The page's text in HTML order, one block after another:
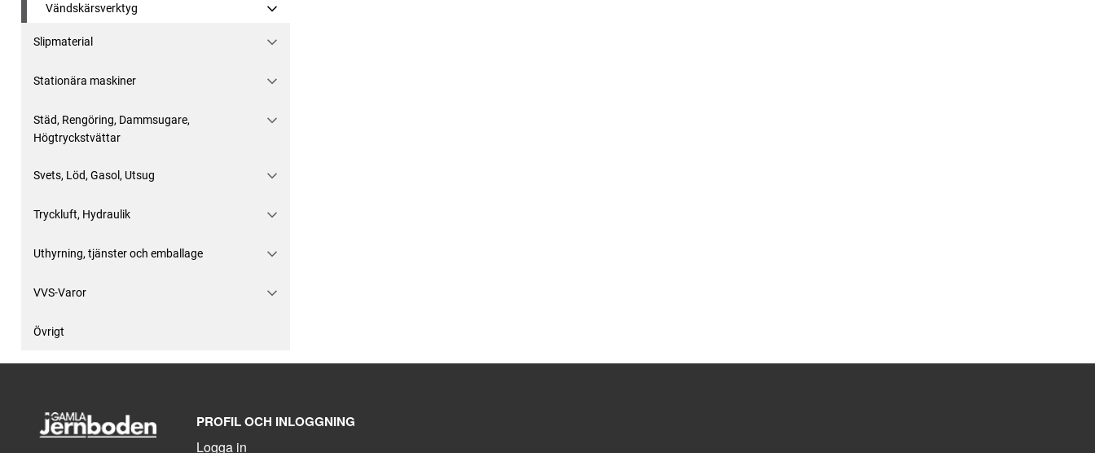
Vändskärsverktyg
Slipmaterial
Stationära maskiner
Städ, Rengöring, Dammsugare,
Högtryckstvättar
Svets, Löd, Gasol, Utsug
Tryckluft, Hydraulik
Uthyrning, tjänster och emballage
VVS-Varor
Övrigt
PROFIL OCH INLOGGNING
Logga in